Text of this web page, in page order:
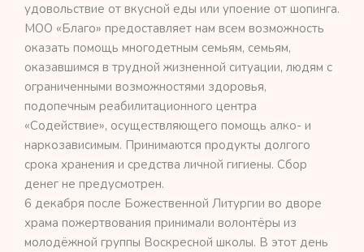
удовольствие от вкусной еды или упоение от шопинга.
МОО «Благо» предоставляет нам всем возможность
оказать помощь многодетным семьям, семьям,
оказавшимся в трудной жизненной ситуации, людям с
ограниченными возможностями здоровья,
подопечным реабилитационного центра
«Содействие», осуществляющего помощь алко- и
наркозависимым. Принимаются продукты долгого
срока хранения и средства личной гигиены. Сбор
денег не предусмотрен.
6 декабря после Божественной Литургии во дворе
храма пожертвования принимали волонтёры из
молодёжной группы Воскресной школы. В этот день